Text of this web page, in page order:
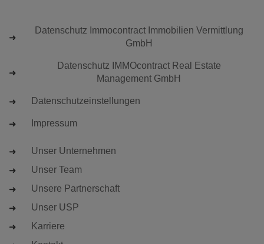
Datenschutz Immocontract Immobilien Vermittlung
GmbH
Datenschutz IMMOcontract Real Estate
Management GmbH
Datenschutzeinstellungen
Impressum
Unser Unternehmen
Unser Team
Unsere Partnerschaft
Unser USP
Karriere